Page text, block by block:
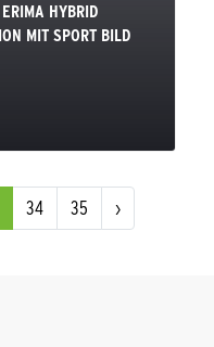
HYBRID
MIT SPORT BILD
34 35 ›